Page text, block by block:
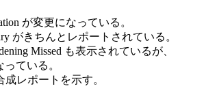
が変更になっている。
がきちんとレポートされている。
Missed も表示されているが、
ている。
レポートを示す。